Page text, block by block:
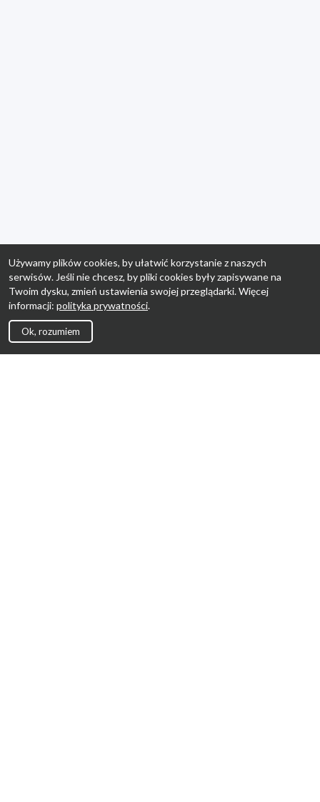
Używamy plików cookies, by ułatwić korzystanie z naszych
serwisów. Jeśli nie chcesz, by pliki cookies były zapisywane na
Twoim dysku, zmień ustawienia swojej przeglądarki. Więcej
informacji: polityka prywatności.
Ok, rozumiem